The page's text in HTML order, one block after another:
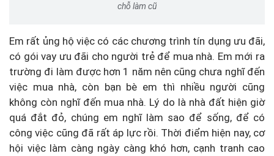
chỗ làm cũ
Em rất ủng hộ việc có các chương trình tín dụng ưu đãi,
có gói vay ưu đãi cho người trẻ để mua nhà. Em mới ra
trường đi làm được hơn 1 năm nên cũng chưa nghĩ đến
việc mua nhà, còn bạn bè em thì nhiều người cũng
không còn nghĩ đến mua nhà. Lý do là nhà đất hiện giờ
quá đắt đỏ, chúng em nghĩ làm sao để sống, để có
công việc cũng đã rất áp lực rồi. Thời điểm hiện nay, cơ
hội việc làm càng ngày càng khó hơn, cạnh tranh cao